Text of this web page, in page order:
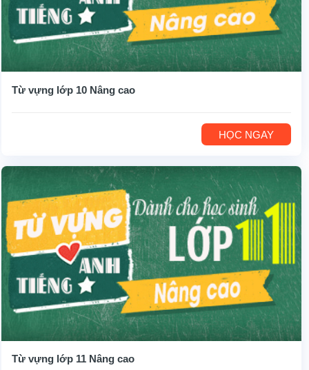
Từ vựng lớp 10 Nâng cao
HỌC NGAY
Từ vựng lớp 11 Nâng cao